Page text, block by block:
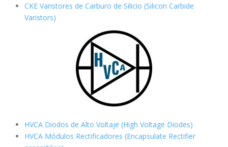
CKE Varistores de Carburo de Silicio (Silicon Carbide
Varistors)
HVCA Diodos de Alto Voltaje (High Voltage Diodes)
HVCA Módulos Rectificadores (Encapsulate Rectifier